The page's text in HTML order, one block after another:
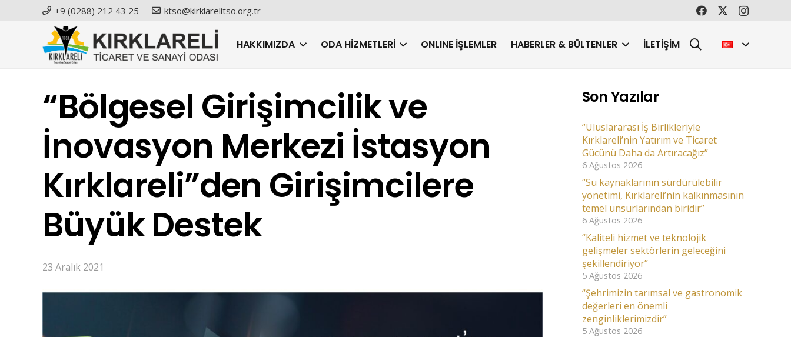
+9 (0288) 212 43 25 ktso@kirklarelitso.org.tr
HAKKIMIZDA ODA HIZMETLERI ONLINE İŞLEMLER HABERLER & BÜLTENLER İLETIŞIM
“Bölgesel Girişimcilik ve
İnovasyon Merkezi İstasyon
Kırklareli”den Girişimcilere
Büyük Destek
23 Aralık 2021
Son Yazılar
“Uluslararası İş Birlikleriyle
Kırklareli’nin Yatırım ve Ticaret
Gücünü Daha da Artıracağız”
6 Ağustos 2026
“Su kaynaklarının sürdürülebilir
yönetimi, Kırklareli’nin kalkınmasının
temel unsurlarından biridir”
6 Ağustos 2026
“Kaliteli hizmet ve teknolojik
gelişmeler sektörlerin geleceğini
şekillendiriyor”
5 Ağustos 2026
“Şehrimizin tarımsal ve gastronomik
değerleri en önemli
zenginliklerimizdir”
5 Ağustos 2026